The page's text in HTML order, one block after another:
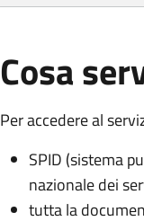
Cosa
Per accedere al
SPID (sistema
nazionale dei
tutta la